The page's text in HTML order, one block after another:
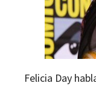
Felicia Day